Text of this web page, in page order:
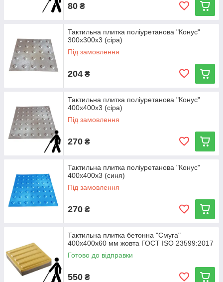
80 ₴
Тактильна плитка поліуретанова "Конус"
300х300х3 (сіра)
Під замовлення
204 ₴
Тактильна плитка поліуретанова "Конус"
400х400х3 (сіра)
Під замовлення
270 ₴
Тактильна плитка поліуретанова "Конус"
400х400х3 (синя)
Під замовлення
270 ₴
Тактильна плитка бетонна "Смуга"
400х400х60 мм жовта ГОСТ ISO 23599:2017
Готово до відправки
550 ₴